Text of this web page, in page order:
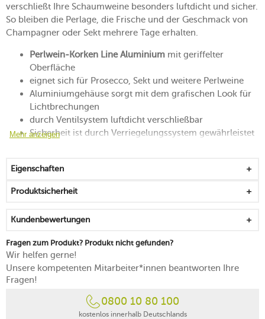
verschließt Ihre Schaumweine besonders luftdicht und sicher.
So bleiben die Perlage, die Frische und der Geschmack von
Champagner oder Sekt mehrere Tage erhalten.
Perlwein-Korken Line Aluminium mit geriffelter
Oberfläche
eignet sich für Prosecco, Sekt und weitere Perlweine
Aluminiumgehäuse sorgt mit dem grafischen Look für
Lichtbrechungen
durch Ventilsystem luftdicht verschließbar
Sicherheit ist durch Verriegelungssystem gewährleistet
sitzt auf allen Flaschen für Schaumweine hervorragend
alltagstaugliches, strapazierfähiges Finish
Mehr anzeigen
Eigenschaften
Produktsicherheit
Kundenbewertungen
Fragen zum Produkt? Produkt nicht gefunden?
Wir helfen gerne!
Unsere kompetenten Mitarbeiter*innen beantworten Ihre
Fragen!
0800 10 80 100
kostenlos innerhalb Deutschlands